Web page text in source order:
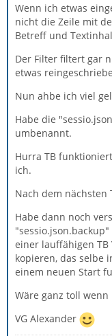
Wenn ich etwas
nicht die Zeile mit
Betreff und
Der Filter filtert gar
etwas
Nun ahbe ich viel
Habe die
umbenannt.
Hurra TB
ich.
Nach dem nächsten
Habe dann noch
einer lauffähigen TB
kopieren, das selbe
einem neuen Start
Wäre ganz toll
VG Alexander